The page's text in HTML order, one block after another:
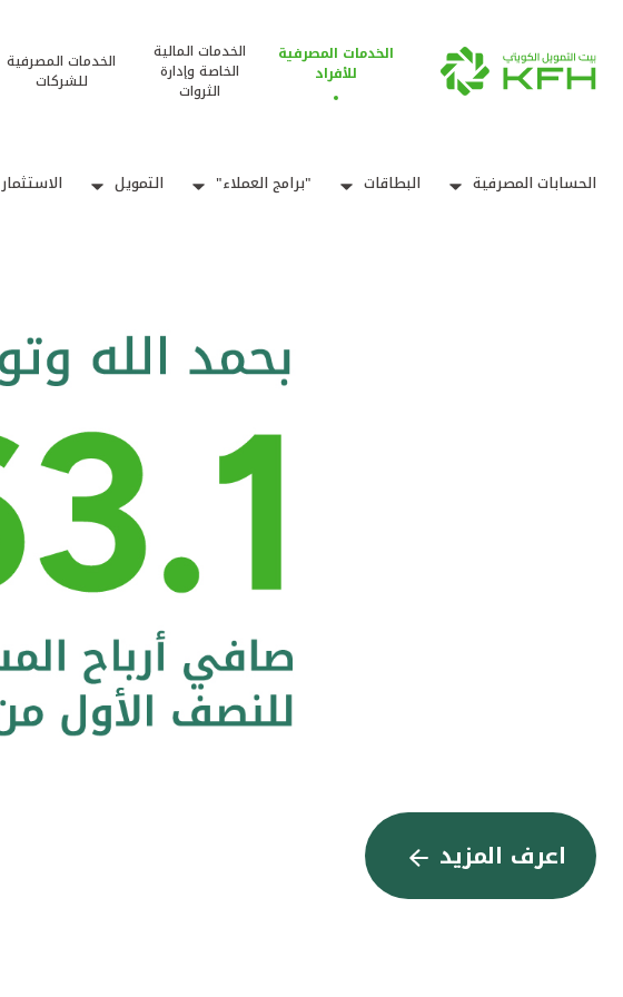
الخدمات المصرفية
للأفراد
الخدمات المالية
الخاصة وإدارة
الثروات
الخدمات المصرفية
للشركات
الحسابات المصرفية البطاقات "برامج العملاء" التمويل الاستثمار
اعرف المزيد